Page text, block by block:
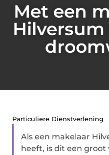
Met een
Particuliere Dienstverlening
Als een makelaar
heeft, is dit een groot